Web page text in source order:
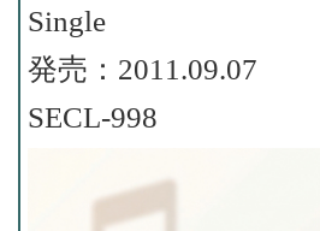
Single
発売：2011.09.07
SECL-998